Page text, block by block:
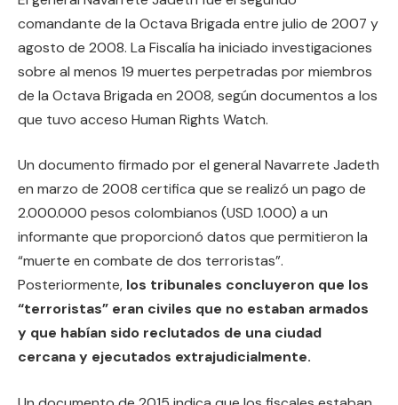
comandante de la Octava Brigada entre julio de 2007 y
agosto de 2008. La Fiscalía ha iniciado investigaciones
sobre al menos 19 muertes perpetradas por miembros
de la Octava Brigada en 2008, según documentos a los
que tuvo acceso Human Rights Watch.
Un documento firmado por el general Navarrete Jadeth
en marzo de 2008 certifica que se realizó un pago de
2.000.000 pesos colombianos (USD 1.000) a un
informante que proporcionó datos que permitieron la
“muerte en combate de dos terroristas”.
Posteriormente, los tribunales concluyeron que los
“terroristas” eran civiles que no estaban armados
y que habían sido reclutados de una ciudad
cercana y ejecutados extrajudicialmente.